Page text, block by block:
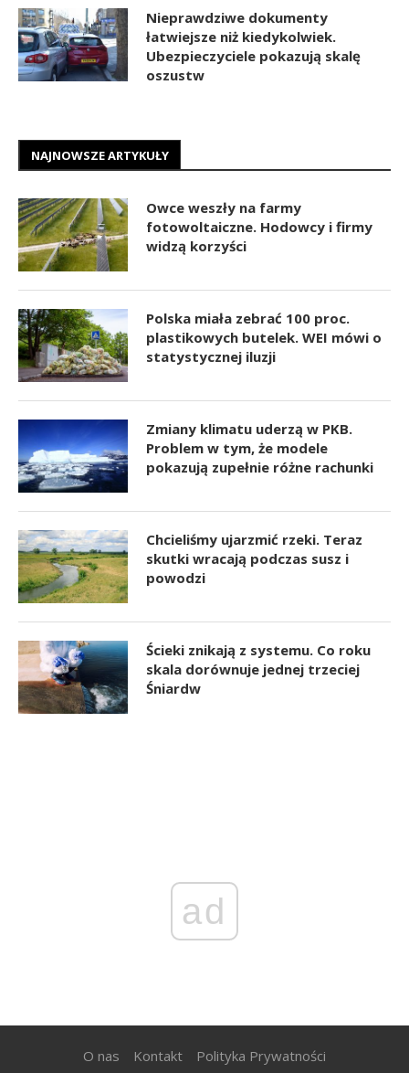
Nieprawdziwe dokumenty
łatwiejsze niż kiedykolwiek.
Ubezpieczyciele pokazują skalę
oszustw
NAJNOWSZE ARTYKUŁY
Owce weszły na farmy
fotowoltaiczne. Hodowcy i firmy
widzą korzyści
Polska miała zebrać 100 proc.
plastikowych butelek. WEI mówi o
statystycznej iluzji
Zmiany klimatu uderzą w PKB.
Problem w tym, że modele
pokazują zupełnie różne rachunki
Chcieliśmy ujarzmić rzeki. Teraz
skutki wracają podczas susz i
powodzi
Ścieki znikają z systemu. Co roku
skala dorównuje jednej trzeciej
Śniardw
ad
O nas Kontakt Polityka Prywatności